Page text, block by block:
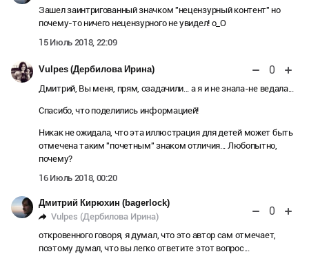
Зашел заинтригованный значком "нецензурный контент" но
почему-то ничего нецензурного не увидел! о_О
15 Июль 2018, 22:09
Vulpes (Дербилова Ирина) 0
Дмитрий, Вы меня, прям, озадачили... а я и не знала-не ведала...
Спасибо, что поделились информацией!
Никак не ожидала, что эта иллюстрация для детей может быть
отмечена таким "почетным" знаком отличия... Любопытно,
почему?
16 Июль 2018, 00:20
Дмитрий Кирюхин (bagerlock)
Vulpes (Дербилова Ирина)
0
откровенного говоря, я думал, что это автор сам отмечает,
поэтому думал, что вы легко ответите этот вопрос...